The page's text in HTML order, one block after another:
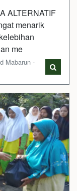
ALTERNATIF
menarik
me
Mabarun -